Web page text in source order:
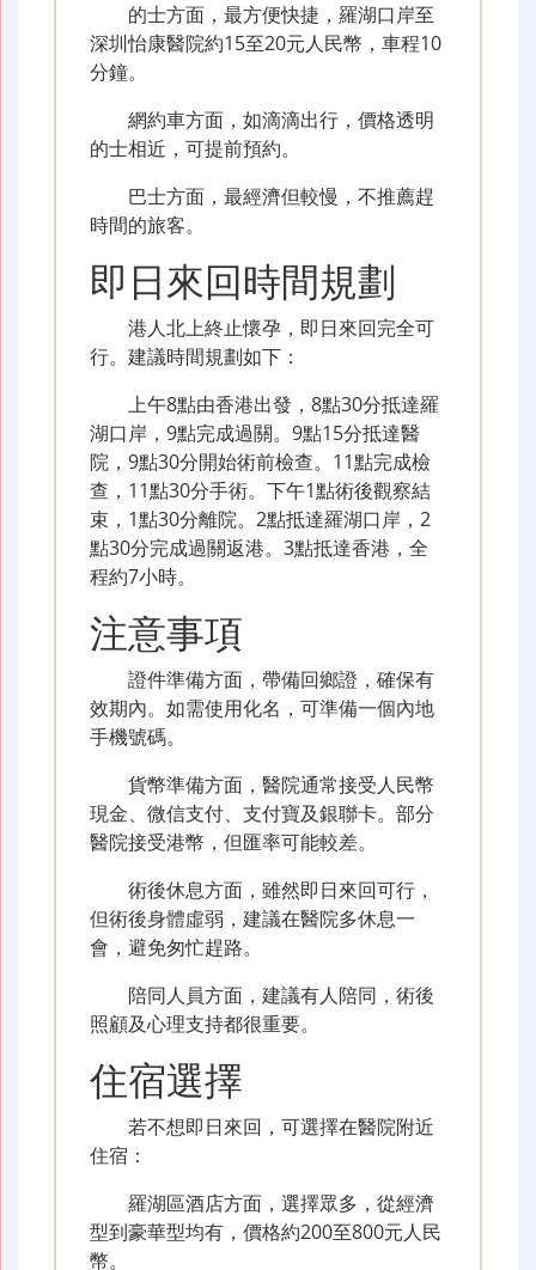
的士方面，最方便快捷，羅湖口岸至
深圳怡康醫院約15至20元人民幣，車程10
分鐘。
網約車方面，如滴滴出行，價格透明
的士相近，可提前預約。
巴士方面，最經濟但較慢，不推薦趕
時間的旅客。
即日來回時間規劃
港人北上終止懷孕，即日來回完全可
行。建議時間規劃如下：
上午8點由香港出發，8點30分抵達羅
湖口岸，9點完成過關。9點15分抵達醫
院，9點30分開始術前檢查。11點完成檢
查，11點30分手術。下午1點術後觀察結
束，1點30分離院。2點抵達羅湖口岸，2
點30分完成過關返港。3點抵達香港，全
程約7小時。
注意事項
證件準備方面，帶備回鄉證，確保有
效期內。如需使用化名，可準備一個內地
手機號碼。
貨幣準備方面，醫院通常接受人民幣
現金、微信支付、支付寶及銀聯卡。部分
醫院接受港幣，但匯率可能較差。
術後休息方面，雖然即日來回可行，
但術後身體虛弱，建議在醫院多休息一
會，避免匆忙趕路。
陪同人員方面，建議有人陪同，術後
照顧及心理支持都很重要。
住宿選擇
若不想即日來回，可選擇在醫院附近
住宿：
羅湖區酒店方面，選擇眾多，從經濟
型到豪華型均有，價格約200至800元人民
幣。